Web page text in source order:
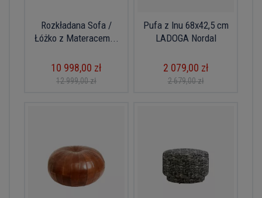
Rozkładana Sofa /
Łóżko z Materacem...
10 998,00 zł
12 999,00 zł
Pufa z lnu 68x42,5 cm
LADOGA Nordal
2 079,00 zł
2 679,00 zł